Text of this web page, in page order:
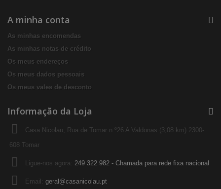
A minha conta
As minhas encomendas
As minhas notas de crédito
Os meus endereços
Os meus dados pessoais
Os meus vales de desconto
Informação da Loja
Casa Nicolau, Rua de Tomar n.º26 A Valdonas (3,08 km) 2300-
608 Tomar
Ligue-nos agora: 249 322 982 - Chamada para rede fixa nacional
Email: geral@casanicolau.pt